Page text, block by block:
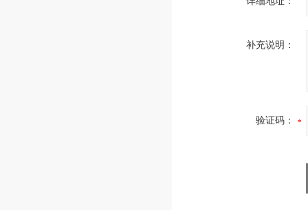
补充说明：
验证码：